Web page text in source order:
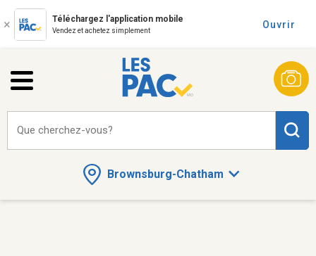
Téléchargez l'application mobile
Vendez et achetez simplement
Ouvrir
Brownsburg-Chatham
Que cherchez-vous?